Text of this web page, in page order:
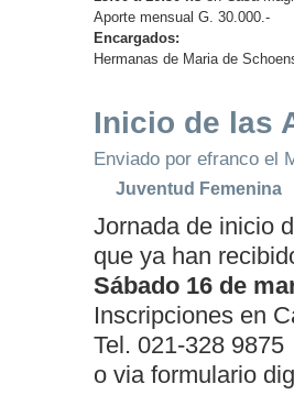
Aporte mensual G. 30.000.-
Encargados:
Hermanas de Maria de
Inicio de las
Enviado por efranco el
Juventud Femenina
Jornada de inicio
que ya han
Sábado 16 de
Inscripciones en
Tel. 021-328
o via formulario